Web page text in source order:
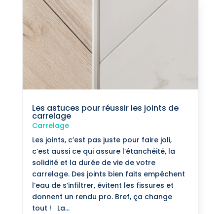
Les astuces pour réussir les joints de
carrelage
Carrelage
Les joints, c’est pas juste pour faire joli,
c’est aussi ce qui assure l’étanchéité, la
solidité et la durée de vie de votre
carrelage. Des joints bien faits empêchent
l’eau de s’infiltrer, évitent les fissures et
donnent un rendu pro. Bref, ça change
tout ! La...